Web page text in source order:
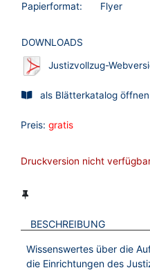
Papierformat:
Flyer
DOWNLOADS
Justizvollzug-
als Blätterkatalog öffnen
Preis: gratis
Druckversion nicht
BESCHREIBUNG
Wissenswertes über die
die Einrichtungen des